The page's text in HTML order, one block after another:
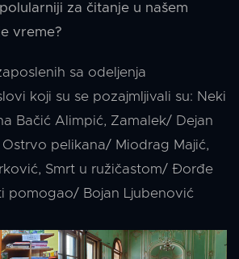
za čitanje u našem
vreme?
sa odeljenja
koji su se pozajmljivali su: Neki
Bačić Alimpić, Zamalek/ Dejan
pelikana/ Miodrag Majić,
Smrt u ružičastom/ Đorđe
pomogao/ Bojan Ljubenović